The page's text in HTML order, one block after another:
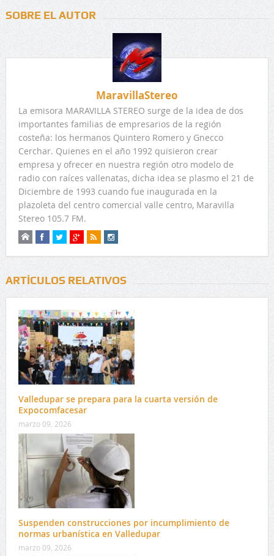
SOBRE EL AUTOR
MaravillaStereo
La emisora MARAVILLA STEREO surge de la idea de dos
importantes familias de empresarios de la región
costeña: los hermanos Quintero Romero y Gnecco
Cerchar. Quienes en el año 1992 quisieron crear
empresa y ofrecer en nuestra región otro modelo de
radio con raíces vallenatas, dicha idea se plasmo el 21 de
Diciembre de 1993 cuando fue inaugurada en la
plazoleta del centro comercial valle centro, Maravilla
Stereo 105.7 FM.
ARTÍCULOS RELATIVOS
Valledupar se prepara para la cuarta versión de
Expocomfacesar
marzo 09, 2026
Suspenden construcciones por incumplimiento de
normas urbanística en Valledupar
marzo 09, 2026